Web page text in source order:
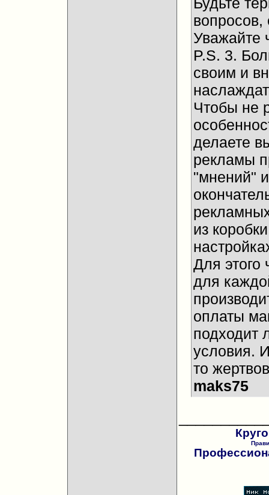
вопросов,
Уважайте
P.S. 3.
своим и
Чтобы не
делаете
рекламы
"мнений"
из
Для этого
для
оплаты
подходит
условия.
то
maks75